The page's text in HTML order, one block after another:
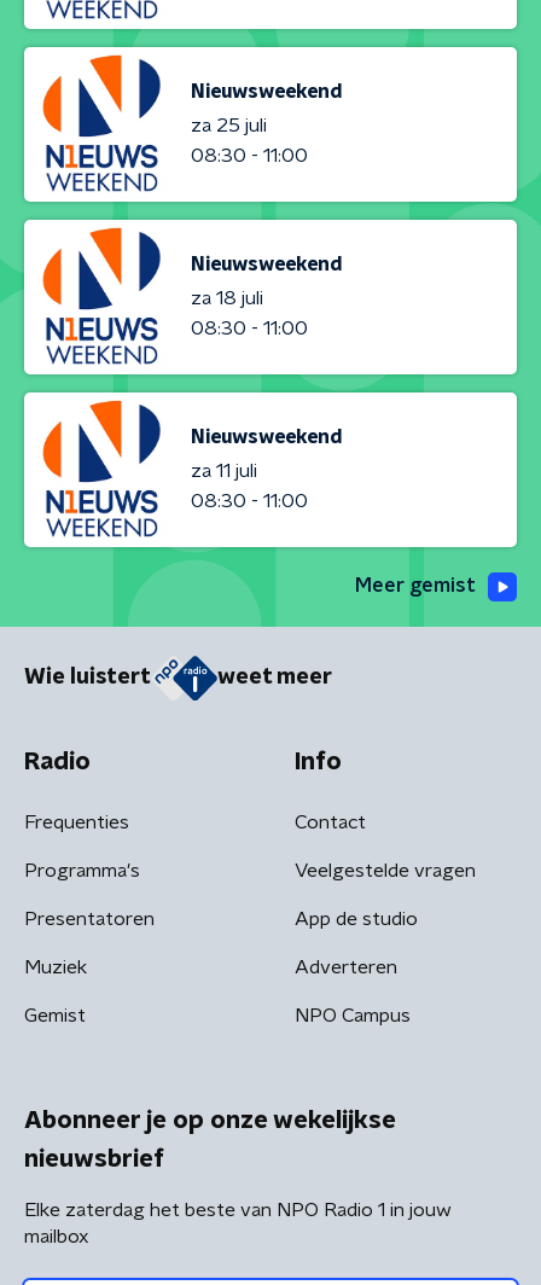
Nieuwsweekend
za 25 juli
08:30 - 11:00
Nieuwsweekend
za 18 juli
08:30 - 11:00
Nieuwsweekend
za 11 juli
08:30 - 11:00
Meer gemist
Wie luistert weet meer
Radio
Frequenties
Programma's
Presentatoren
Muziek
Gemist
Info
Contact
Veelgestelde vragen
App de studio
Adverteren
NPO Campus
Abonneer je op onze wekelijkse
nieuwsbrief
Elke zaterdag het beste van NPO Radio 1 in jouw
mailbox